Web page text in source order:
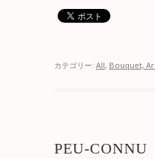
カテゴリー: All, Bouquet,
PEU-